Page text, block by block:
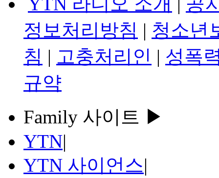
정보처리방침 | 청소년
침 | 고충처리인 | 성폭
규약
Family 사이트 ▶
YTN|
YTN 사이언스|